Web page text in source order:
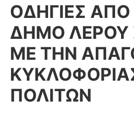
ΟΔΗΓΙΕΣ
ΔΗΜΟ ΛΕΡΟΥ
ΜΕ ΤΗΝ
ΠΟΛΙΤΩΝ